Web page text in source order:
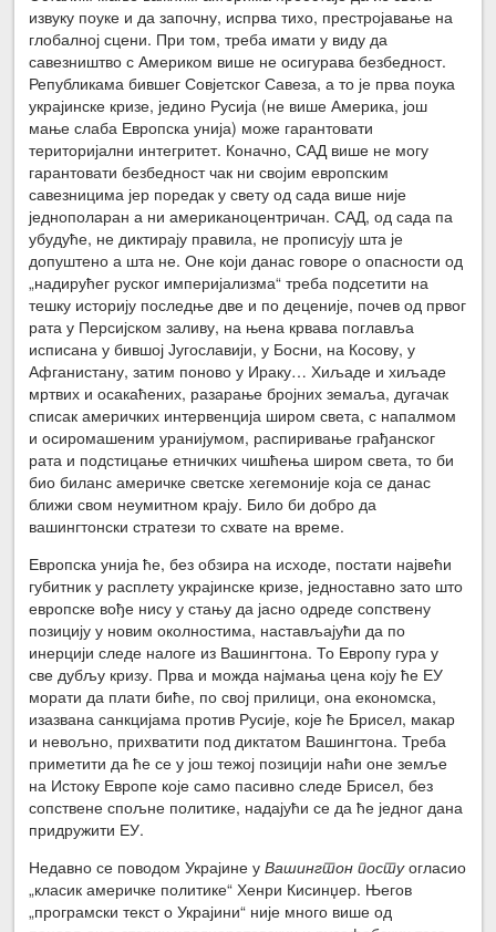
извуку поуке и да започну, испрва тихо, престројавање на
глобалној сцени. При том, треба имати у виду да
савезништво с Америком више не осигурава безбедност.
Републикама бившег Совјетског Савеза, а то је прва поука
украјинске кризе, једино Русија (не више Америка, још
мање слаба Европска унија) може гарантовати
територијални интегритет. Коначно, САД више не могу
гарантовати безбедност чак ни својим европским
савезницима јер поредак у свету од сада више није
једнополаран а ни американоцентричан. САД, од сада па
убудуће, не диктирају правила, не прописују шта је
допуштено а шта не. Оне који данас говоре о опасности од
„надирућег руског империјализма“ треба подсетити на
тешку историју последње две и по деценије, почев од првог
рата у Персијском заливу, на њена крвава поглавља
исписана у бившој Југославији, у Босни, на Косову, у
Афганистану, затим поново у Ираку… Хиљаде и хиљаде
мртвих и осакаћених, разарање бројних земаља, дугачак
списак америчких интервенција широм света, с напалмом
и осиромашеним уранијумом, распиривање грађанског
рата и подстицање етничких чишћења широм света, то би
био биланс америчке светске хегемоније која се данас
ближи свом неумитном крају. Било би добро да
вашингтонски стратези то схвате на време.
Европска унија ће, без обзира на исходе, постати највећи
губитник у расплету украјинске кризе, једноставно зато што
европске вође нису у стању да јасно одреде сопствену
позицију у новим околностима, настављајући да по
инерцији следе налоге из Вашингтона. То Европу гура у
све дубљу кризу. Прва и можда најмања цена коју ће ЕУ
морати да плати биће, по свој прилици, она економска,
изазвана санкцијама против Русије, које ће Брисел, макар
и невољно, прихватити под диктатом Вашингтона. Треба
приметити да ће се у још тежој позицији наћи оне земље
на Истоку Европе које само пасивно следе Брисел, без
сопствене спољне политике, надајући се да ће једног дана
придружити ЕУ.
Недавно се поводом Украјине уВашингтон постуогласио
„класик америчке политике“ Хенри Кисинџер. Његов
„програмски текст о Украјини“ није много више од